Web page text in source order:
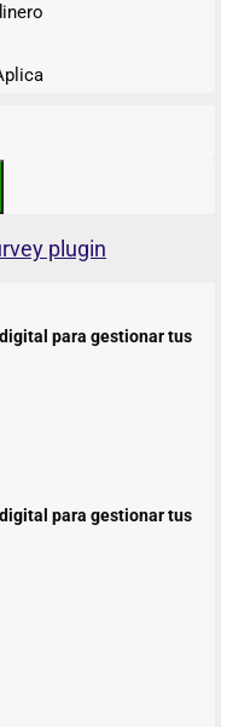
plugin
para gestionar tus
para gestionar tus